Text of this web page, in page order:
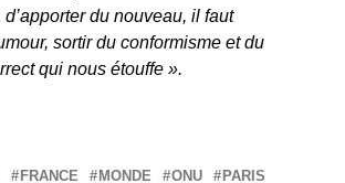
du nouveau, il faut
sortir du conformisme et du
qui nous étouffe ».
FRANCE MONDE ONU PARIS